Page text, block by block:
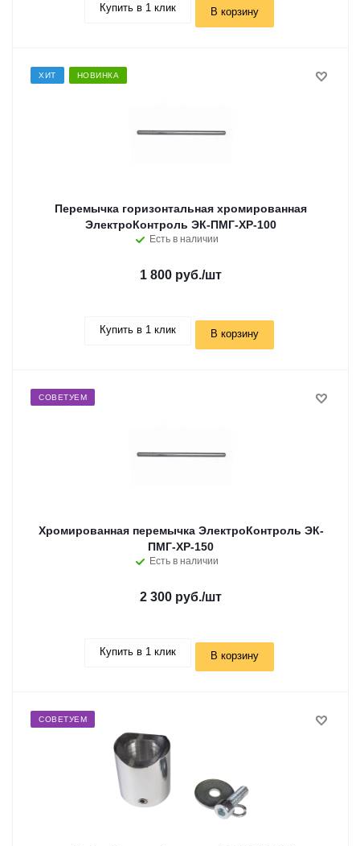
Купить в 1 клик В корзину
ХИТ НОВИНКА
Перемычка горизонтальная хромированная
ЭлектроКонтроль ЭК-ПМГ-ХР-100
Есть в наличии
1 800 руб./шт
Купить в 1 клик В корзину
СОВЕТУЕМ
Хромированная перемычка ЭлектроКонтроль ЭК-
ПМГ-ХР-150
Есть в наличии
2 300 руб./шт
Купить в 1 клик В корзину
СОВЕТУЕМ